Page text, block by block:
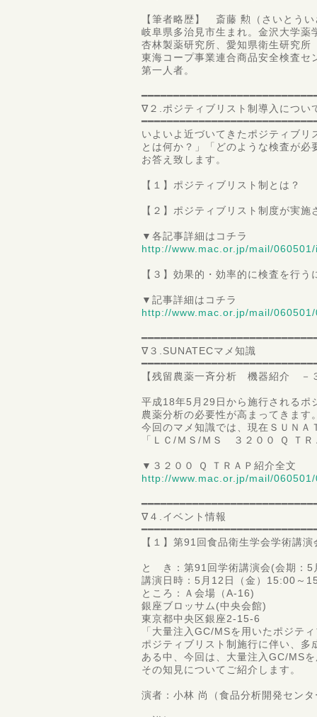
【筆者略歴】 斎藤 勲（さいとうい
岐阜県多治見市生まれ。金沢大学薬
杏林製薬研究所、愛知県衛生研究
東海コープ事業連合商品安全検査セ
第一人者。
∇２.ポジティブリスト制導入につ
いよいよ近づいてきたポジティブ
とは何か？」「どのような検査が
お答え致します。
【１】ポジティブリスト制とは？
【２】ポジティブリスト制度が実
▼各記事詳細はコチラ
http://www.mac.or.jp/mail/
【３】効果的・効率的に検査を行う
▼記事詳細はコチラ
http://www.mac.or.jp/mail/
∇３.SUNATECマメ知識
【残留農薬一斉分析 機器紹介 －
平成18年5月29日から施行されるポ
農薬分析の必要性が高まってきます
今回のマメ知識では、現在ＳＵＮ
「ＬＣ/ＭＳ/ＭＳ ３２００ Ｑ Ｔ
▼３２００ Ｑ ＴＲＡＰ紹介全文
http://www.mac.or.jp/mail/
∇４.イベント情報
【１】第91回食品衛生学会学術講
と き：第91回学術講演会(会期：5
講演日時：5月12日（金）15:00～
ところ：Ａ会場（A-16)
銀座ブロッサム(中央会館)
東京都中央区銀座2-15-6
「大量注入GC/MSを用いたポジテ
ポジティブリスト制施行に伴い、
ある中、今回は、大量注入GC/MS
その知見についてご紹介します。
演者：小林 尚（食品分析開発セン